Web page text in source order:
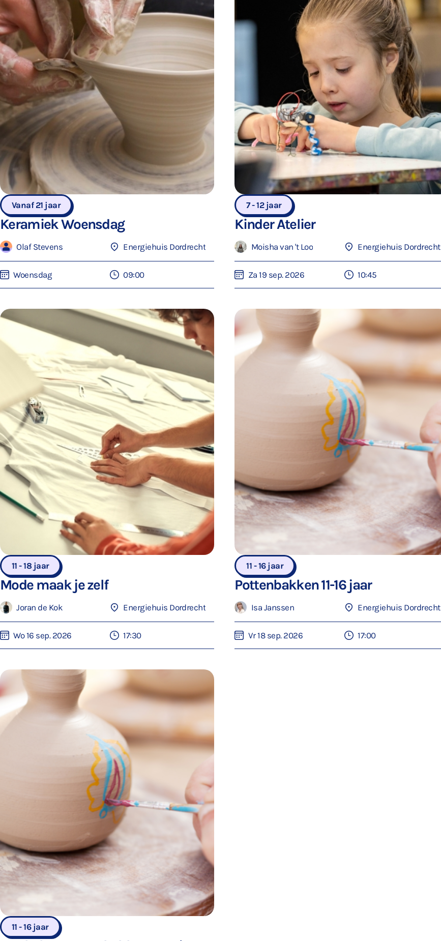
Vanaf 21 jaar
Keramiek Woensdag
Olaf Stevens Energiehuis Dordrecht
Woensdag 09:00
7 - 12 jaar
Kinder Atelier
Moisha van 't Loo Energiehuis Dordrecht
Za 19 sep. 2026 10:45
11 - 18 jaar
Mode maak je zelf
Joran de Kok Energiehuis Dordrecht
Wo 16 sep. 2026 17:30
11 - 16 jaar
Pottenbakken 11-16 jaar
Isa Janssen Energiehuis Dordrecht
Vr 18 sep. 2026 17:00
11 - 16 jaar